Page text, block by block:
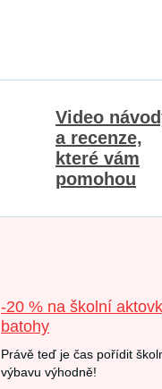
Video
a recenze,
které vám
pomohou
-20 % na školní
batohy
Právě teď je čas pořídit
výbavu výhodně!